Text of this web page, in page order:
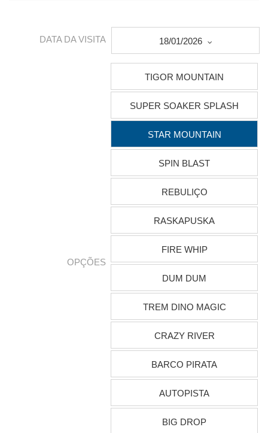
DATA DA VISITA 18/01/2026
OPÇÕES
TIGOR MOUNTAIN
SUPER SOAKER SPLASH
STAR MOUNTAIN
SPIN BLAST
REBULIÇO
RASKAPUSKA
FIRE WHIP
DUM DUM
TREM DINO MAGIC
CRAZY RIVER
BARCO PIRATA
AUTOPISTA
BIG DROP